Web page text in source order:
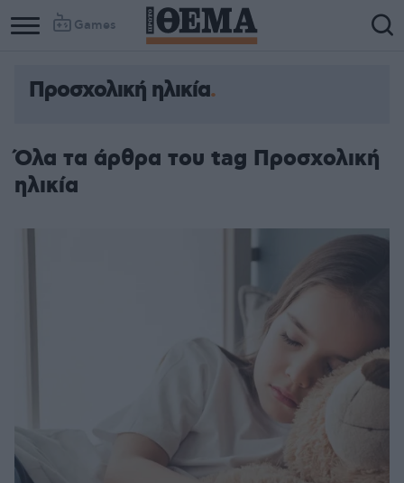
Games
Προσχολική ηλικία
Όλα τα άρθρα του tag Προσχολική
ηλικία